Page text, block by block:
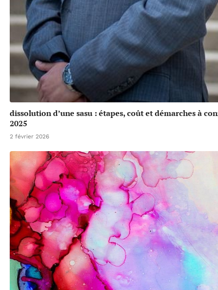
dissolution d’une sasu : étapes, coût et démarches à
2025
2 février 2026